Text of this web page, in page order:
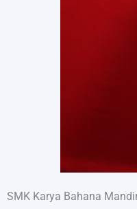
SMK Karya Bahana